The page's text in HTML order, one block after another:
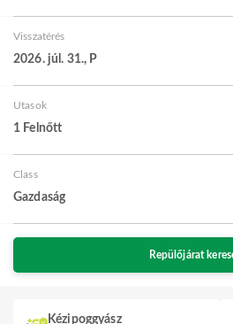
Visszatérés
2026. júl. 31., P
Utasok
1 Felnőtt
Class
Gazdaság
Repülőjárat
Kézipoggyász